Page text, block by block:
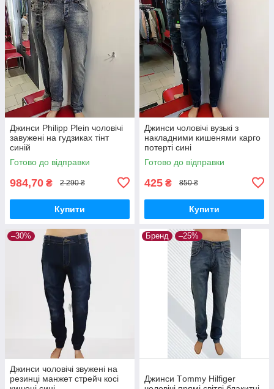
Джинси Philipp Plein чоловічі
завужені на гудзиках тінт
синій
Готово до відправки
984,70 ₴ 2 290 ₴
Купити
Джинси чоловічі вузькі з
накладними кишенями карго
потерті сині
Готово до відправки
425 ₴ 850 ₴
Купити
–30%
Джинси чоловічі звужені на
резинці манжет стрейч косі
Бренд –25%
Джинси Тommy Нilfiger